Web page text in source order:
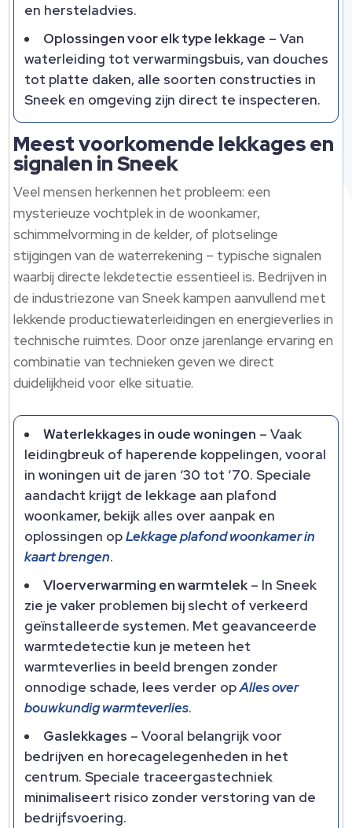
en hersteladvies.
Oplossingen voor elk type lekkage – Van
waterleiding tot verwarmingsbuis, van douches
tot platte daken, alle soorten constructies in
Sneek en omgeving zijn direct te inspecteren.
Meest voorkomende lekkages en
signalen in Sneek
Veel mensen herkennen het probleem: een
mysterieuze vochtplek in de woonkamer,
schimmelvorming in de kelder, of plotselinge
stijgingen van de waterrekening – typische signalen
waarbij directe lekdetectie essentieel is. Bedrijven in
de industriezone van Sneek kampen aanvullend met
lekkende productiewaterleidingen en energieverlies in
technische ruimtes. Door onze jarenlange ervaring en
combinatie van technieken geven we direct
duidelijkheid voor elke situatie.
Waterlekkages in oude woningen – Vaak
leidingbreuk of haperende koppelingen, vooral
in woningen uit de jaren ‘30 tot ‘70. Speciale
aandacht krijgt de lekkage aan plafond
woonkamer, bekijk alles over aanpak en
oplossingen opLekkage plafond woonkamer in
kaart brengen.
Vloerverwarming en warmtelek– In Sneek
zie je vaker problemen bij slecht of verkeerd
geïnstalleerde systemen. Met geavanceerde
warmtedetectie kun je meteen het
warmteverlies in beeld brengen zonder
onnodige schade, lees verder opAlles over
bouwkundig warmteverlies.
Gaslekkages – Vooral belangrijk voor
bedrijven en horecagelegenheden in het
centrum. Speciale traceergastechniek
minimaliseert risico zonder verstoring van de
bedrijfsvoering.